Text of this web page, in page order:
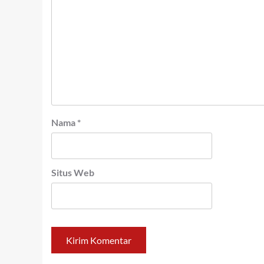
Nama *
Situs Web